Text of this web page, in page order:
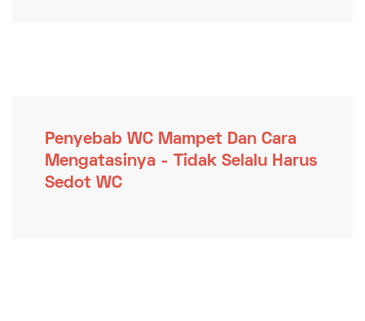
Penyebab WC Mampet Dan Cara
Mengatasinya - Tidak Selalu Harus
Sedot WC